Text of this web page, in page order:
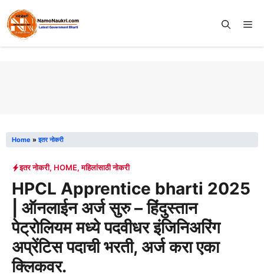
content
Home »इतर नोकरी
इतर नोकरी, HOME,महिलांसाठी नोकरी
HPCL Apprentice bharti 2025
| ऑनलाईन अर्ज सुरु – हिंदुस्तान
पेट्रोलियम मध्ये पदवीधर इंजिनिअरिंग
अप्रेंटिस पदाची भरती, अर्ज करा एका
क्लिकवर.